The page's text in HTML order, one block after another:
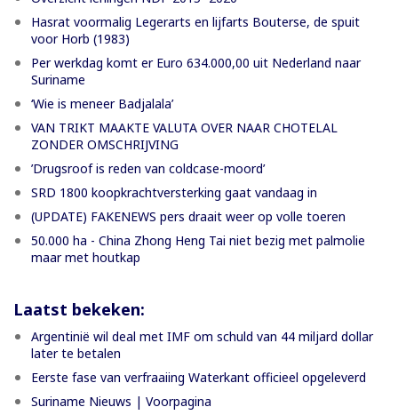
Hasrat voormalig Legerarts en lijfarts Bouterse, de spuit
voor Horb (1983)
Per werkdag komt er Euro 634.000,00 uit Nederland naar
Suriname
‘Wie is meneer Badjalala’
VAN TRIKT MAAKTE VALUTA OVER NAAR CHOTELAL
ZONDER OMSCHRIJVING
’Drugsroof is reden van coldcase-moord’
SRD 1800 koopkrachtversterking gaat vandaag in
(UPDATE) FAKENEWS pers draait weer op volle toeren
50.000 ha - China Zhong Heng Tai niet bezig met palmolie
maar met houtkap
Laatst bekeken:
Argentinië wil deal met IMF om schuld van 44 miljard dollar
later te betalen
Eerste fase van verfraaiing Waterkant officieel opgeleverd
Suriname Nieuws | Voorpagina